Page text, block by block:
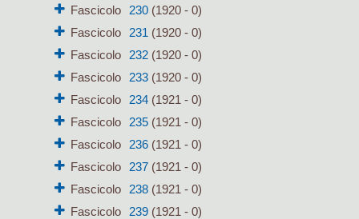
Fascicolo
230(1920 - 0)
Fascicolo
231 (1920 - 0)
Fascicolo
232(1920 - 0)
Fascicolo
233(1920 - 0)
Fascicolo
234(1921 - 0)
Fascicolo
235(1921 - 0)
Fascicolo
236(1921 - 0)
Fascicolo
237(1921 - 0)
Fascicolo
238(1921 - 0)
Fascicolo
239(1921 - 0)